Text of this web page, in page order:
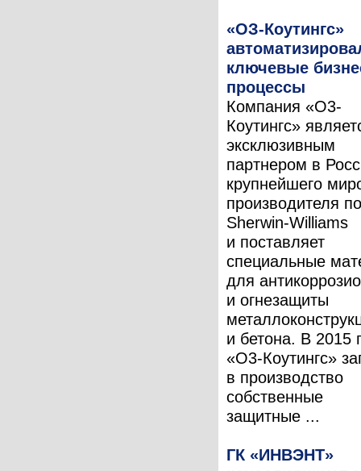
«ОЗ-Коутингс»
ключевые
процессы
Компания «О3-
Коутингс»
эксклюзивным
партнером в
крупнейшего
производителя
Sherwin-Williams
и поставляет
специальные
для
и огнезащиты
и бетона. В 2015
«О3-Коутингс»
в производство
собственные
защитные ...
ГК «ИНВЭНТ»